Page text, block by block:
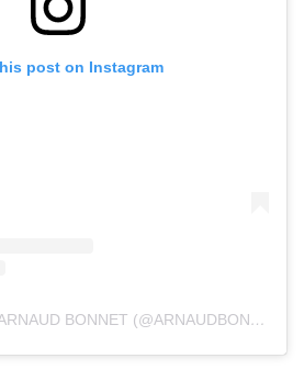
post on Instagram
A POST SHARED BY ARNAUD BONNET (@ARNAUDBONNET77)